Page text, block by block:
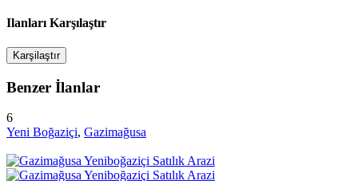
Ilanları Karşılaştır
Karşilaştır
Benzer İlanlar
6
Yeni Boğaziçi, Gazimağusa